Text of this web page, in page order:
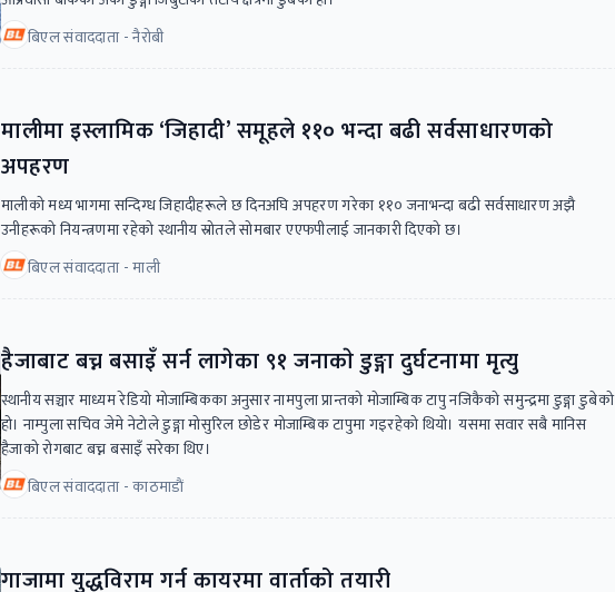
बिएल संवाददाता - नैरोबी
मालीमा इस्लामिक ‘जिहादी’ समूहले ११० भन्दा बढी सर्वसाधारणको
अपहरण
मालीको मध्य भागमा सन्दिग्ध जिहादीहरूले छ दिनअघि अपहरण गरेका ११० जनाभन्दा बढी सर्वसाधारण अझै
उनीहरूको नियन्त्रणमा रहेको स्थानीय स्रोतले सोमबार एएफपीलाई जानकारी दिएको छ।
बिएल संवाददाता - माली
हैजाबाट बच्न बसाइँ सर्न लागेका ९१ जनाकाे डुङ्गा दुर्घटनामा मृत्यु
स्थानीय सञ्चार माध्यम रेडियो मोजाम्बिकका अनुसार नामपुला प्रान्तको मोजाम्बिक टापु नजिकैको समुन्द्रमा डुङ्गा डुबेको
हो। नाम्पुला सचिव जेमे नेटोले डुङ्गा मोसुरिल छोडेर मोजाम्बिक टापुमा गइरहेको थियो। यसमा सवार सबै मानिस
हैजाको रोगबाट बच्न बसाइँ सरेका थिए।
बिएल संवाददाता - काठमाडाैं
गाजामा युद्धविराम गर्न कायरमा वार्ताको तयारी